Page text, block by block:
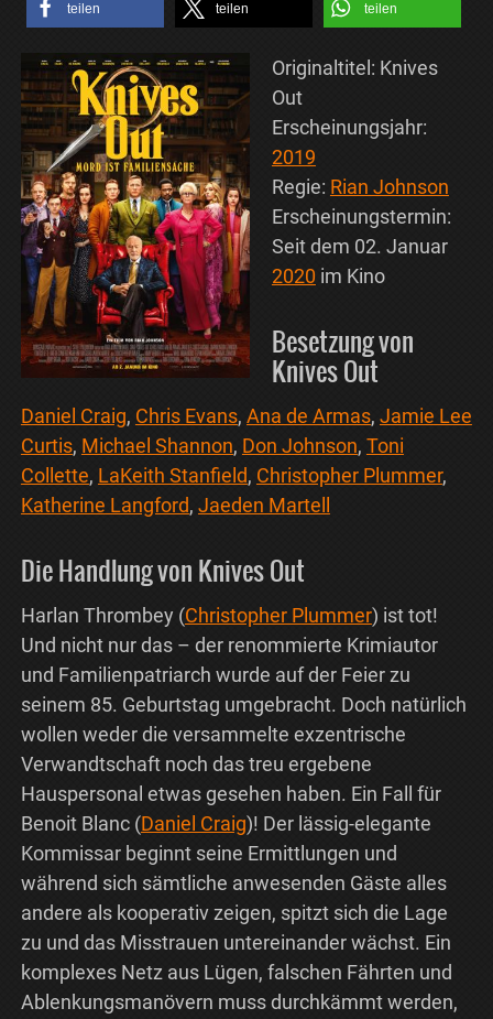
teilen teilen teilen
Originaltitel: Knives
Out
Erscheinungsjahr:
2019
Regie: Rian Johnson
Erscheinungstermin:
Seit dem 02. Januar
2020 im Kino
Besetzung von
Knives Out
Daniel Craig, Chris Evans, Ana de Armas, Jamie Lee
Curtis, Michael Shannon, Don Johnson, Toni
Collette, LaKeith Stanfield, Christopher Plummer,
Katherine Langford, Jaeden Martell
Die Handlung von Knives Out
Harlan Thrombey (Christopher Plummer) ist tot!
Und nicht nur das – der renommierte Krimiautor
und Familienpatriarch wurde auf der Feier zu
seinem 85. Geburtstag umgebracht. Doch natürlich
wollen weder die versammelte exzentrische
Verwandtschaft noch das treu ergebene
Hauspersonal etwas gesehen haben. Ein Fall für
Benoit Blanc (Daniel Craig)! Der lässig-elegante
Kommissar beginnt seine Ermittlungen und
während sich sämtliche anwesenden Gäste alles
andere als kooperativ zeigen, spitzt sich die Lage
zu und das Misstrauen untereinander wächst. Ein
komplexes Netz aus Lügen, falschen Fährten und
Ablenkungsmanövern muss durchkämmt werden,